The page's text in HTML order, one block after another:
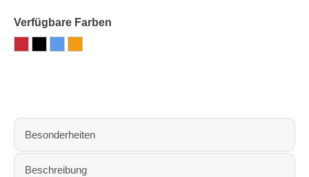
Verfügbare Farben
Besonderheiten
Beschreibung